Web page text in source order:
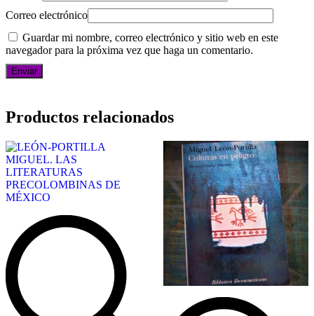
Correo electrónico
Guardar mi nombre, correo electrónico y sitio web en este
navegador para la próxima vez que haga un comentario.
Productos relacionados